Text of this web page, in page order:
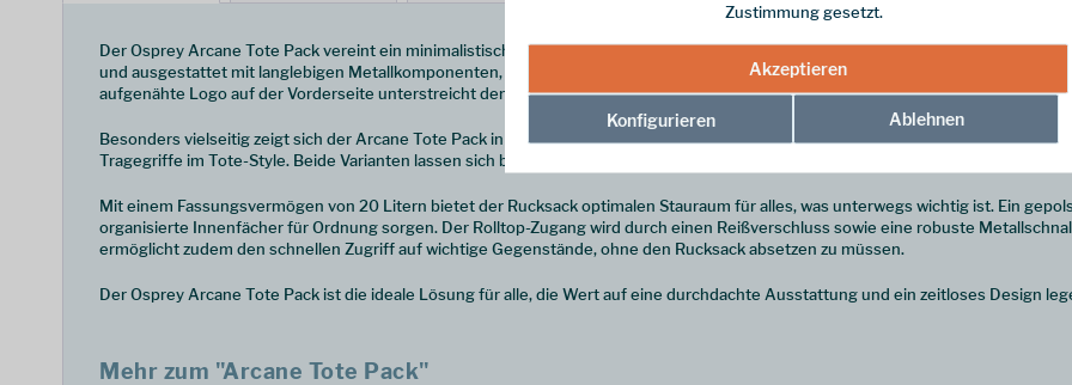
Der Osprey Arcane Tote Pack vereint ein minimalistisches, stilvolles Design mit hoher Funktionalität für den modernen Alltag.
und ausgestattet mit langlebigen Metallkomponenten, ist dieser Rucksack auf eine lange Lebensdauer und maximale
aufgenähte Logo auf der Vorderseite unterstreicht den cleanen Look des Rucksacks.
Besonders vielseitig zeigt sich der Arcane Tote Pack in seinen Tragemöglichkeiten: Je nach Bedarf nutzen Sie die gepolsterten
Tragegriffe im Tote-Style. Beide Varianten lassen sich bei Nichtgebrauch einfach verstauen, um ein schlankes und aufgeräumtes
Mit einem Fassungsvermögen von 20 Litern bietet der Rucksack optimalen Stauraum für alles, was unterwegs wichtig ist. Ein
organisierte Innenfächer für Ordnung sorgen. Der Rolltop-Zugang wird durch einen Reißverschluss sowie eine robuste
ermöglicht zudem den schnellen Zugriff auf wichtige Gegenstände, ohne den Rucksack absetzen zu müssen.
Der Osprey Arcane Tote Pack ist die ideale Lösung für alle, die Wert auf eine durchdachte Ausstattung und ein zeitloses Design
Mehr zum "Arcane Tote Pack"
Zustimmung gesetzt.
Akzeptieren
Konfigurieren Ablehnen